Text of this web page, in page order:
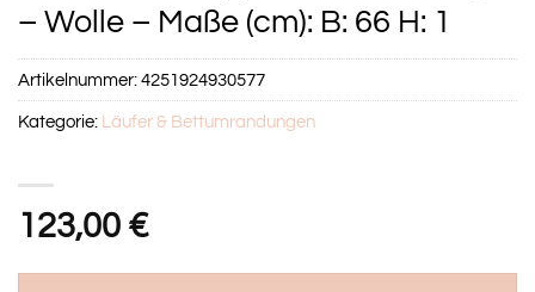
– Wolle – Maße (cm): B: 66 H: 1
123,00 €
Artikelnummer:4251924930577
Kategorie: Läufer & Bettumrandungen